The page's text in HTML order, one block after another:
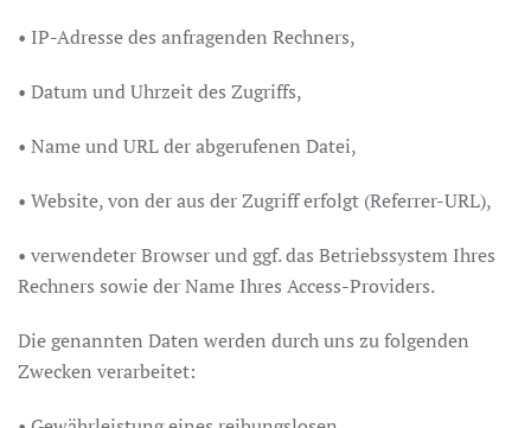
• IP-Adresse des anfragenden Rechners,
• Datum und Uhrzeit des Zugriffs,
• Name und URL der abgerufenen Datei,
• Website, von der aus der Zugriff erfolgt (Referrer-URL),
• verwendeter Browser und ggf. das Betriebssystem Ihres
Rechners sowie der Name Ihres Access-Providers.
Die genannten Daten werden durch uns zu folgenden
Zwecken verarbeitet: